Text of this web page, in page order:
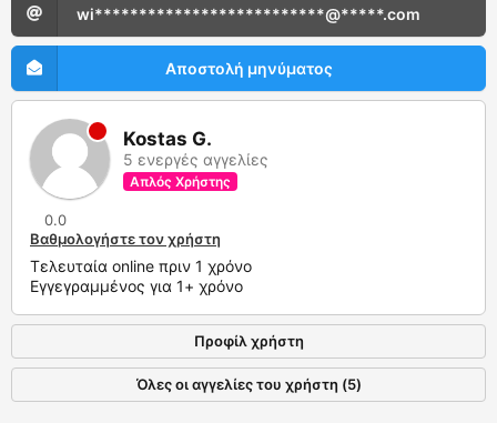
wi**************************@*****.com
Αποστολή μηνύματος
Kostas G.
5 ενεργές αγγελίες
Απλός Χρήστης
0.0
Βαθμολογήστε τον χρήστη
Τελευταία online πριν 1 χρόνο
Εγγεγραμμένος για 1+ χρόνο
Προφίλ χρήστη
Όλες οι αγγελίες του χρήστη (5)